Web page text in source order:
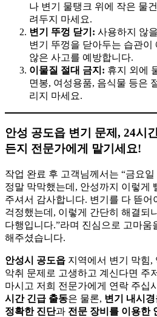
나 변기 물탱크 위에 작은 물
려두지 마세요.
변기 뚜껑 닫기: 사용하지 않
변기 뚜껑을 닫아두는 습관이
않은 사고를 예방합니다.
이물질 절대 금지: 휴지 외에
면봉, 여성용품, 음식물 등은
리지 마세요.
안성 공도읍 변기 문제, 24시
든지 전문가에게 맡기세요!
작업 완료 후 고객님께서는 “금요
정말 막막했는데, 안성까지 이렇게
주셔서 감사합니다. 변기를 다 뜯어
걱정했는데, 이렇게 간단히 해결되
다행입니다.”라며 진심으로 고마움
해주셨습니다.
안성시 공도읍 지역에서 변기 막힘,
악취 문제로 고생하고 계신다면 주
마시고 저희 전문가에게 연락 주십
시간 긴급 출동은 물론, 변기 내시
정확한 진단과 전문 장비를 이용한